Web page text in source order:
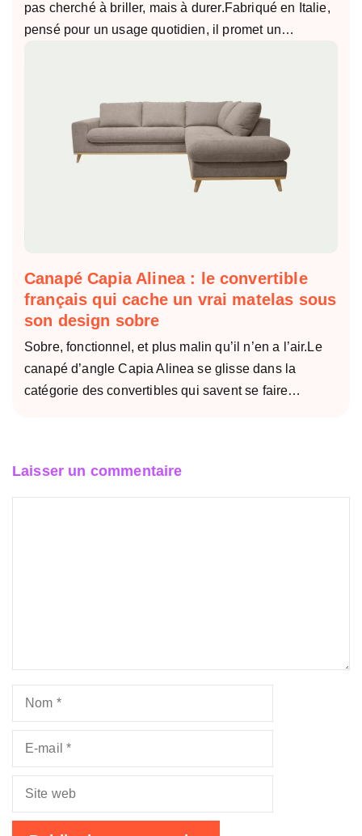
pas cherché à briller, mais à durer.Fabriqué en Italie,
pensé pour un usage quotidien, il promet un…
Canapé Capia Alinea : le convertible
français qui cache un vrai matelas sous
son design sobre
Sobre, fonctionnel, et plus malin qu’il n’en a l’air.Le
canapé d’angle Capia Alinea se glisse dans la
catégorie des convertibles qui savent se faire…
Laisser un commentaire
Nom
Site